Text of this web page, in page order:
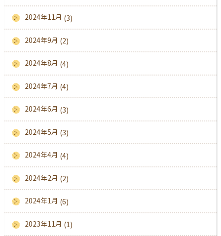
2024年11月 (3)
2024年9月 (2)
2024年8月 (4)
2024年7月 (4)
2024年6月 (3)
2024年5月 (3)
2024年4月 (4)
2024年2月 (2)
2024年1月 (6)
2023年11月 (1)